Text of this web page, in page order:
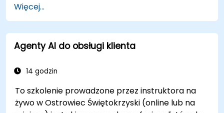
oceny ryzyka w czasie rzeczywistym.
Wdrażać systemy monitorowania
finansowego zasilane AI.
Więcej...
Agenty AI do obsługi klienta
14 godzin
To szkolenie prowadzone przez instruktora na
żywo w Ostrowiec Świętokrzyski (online lub na